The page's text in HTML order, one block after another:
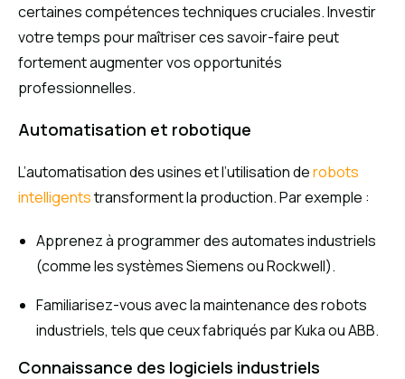
certaines compétences techniques cruciales. Investir
votre temps pour maîtriser ces savoir-faire peut
fortement augmenter vos opportunités
professionnelles.
Automatisation et robotique
L’automatisation des usines et l’utilisation derobots
intelligentstransforment la production. Par exemple :
Apprenez à programmer des automates industriels
(comme les systèmes Siemens ou Rockwell).
Familiarisez-vous avec la maintenance des robots
industriels, tels que ceux fabriqués par Kuka ou ABB.
Connaissance des logiciels industriels